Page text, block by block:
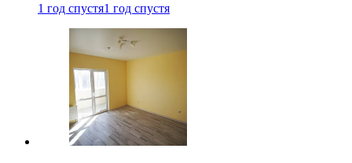
1 год спустя1 год спустя